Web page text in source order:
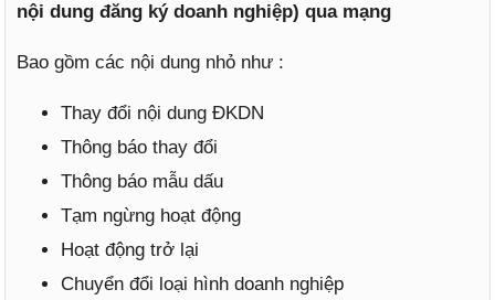
nội dung đăng ký doanh nghiệp) qua mạng
Bao gồm các nội dung nhỏ như :
Thay đổi nội dung ĐKDN
Thông báo thay đổi
Thông báo mẫu dấu
Tạm ngừng hoạt động
Hoạt động trở lại
Chuyển đổi loại hình doanh nghiệp